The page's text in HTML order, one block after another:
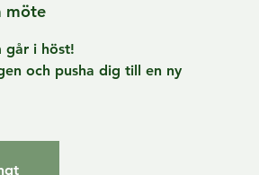
möte
går i höst!
och pusha dig till en ny